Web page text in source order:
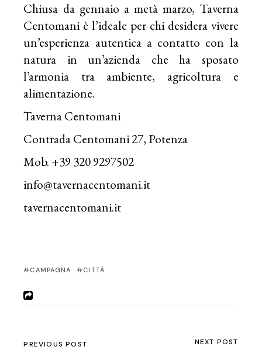
Chiusa da gennaio a metà marzo, Taverna
Centomani è l’ideale per chi desidera vivere
un’esperienza autentica a contatto con la
natura in un’azienda che ha sposato
l’armonia tra ambiente, agricoltura e
alimentazione.
Taverna Centomani
Contrada Centomani 27, Potenza
Mob. +39 320 9297502
info@tavernacentomani.it
tavernacentomani.it
CAMPAGNA CITTÀ
PREVIOUS POST NEXT POST